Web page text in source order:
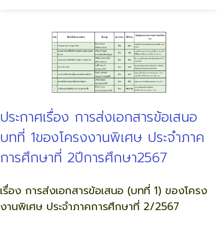
ประกาศเรื่อง การส่งเอกสารข้อเสนอ
บทที่ 1ของโครงงานพิเศษ ประจำภาค
การศึกษาที่ 2ปีการศึกษา2567
เรื่อง การส่งเอกสารข้อเสนอ (บทที่ 1) ของโครง
งานพิเศษ ประจำภาคการศึกษาที่ 2/2567